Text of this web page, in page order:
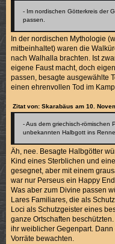
- Im nordischen Götterkreis der
passen.
In der nordischen Mythologie
mitbeinhaltet) waren die
nach Walhalla brachten. Ist
eigene Faust macht, doch
passen, besagte ausgewählte
einen ehrenvollen Tod im
Zitat von: Skarabäus am 10.
- Aus dem griechisch-
unbekannten Halbgott ins
Äh, nee. Besagte Halbgötter
Kind eines Sterblichen und
gesegnet, aber mit einem
war nur Perseus ein Happy
Was aber zum Divine passen
Lares Familiares, die als
Loci als Schutzgeister eines
ganze Ortschaften
ihr weiblicher Gegenpart.
Vorräte bewachten.